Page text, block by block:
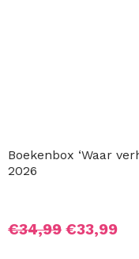
Boekenbox ‘Waar
€34,99 €33,99